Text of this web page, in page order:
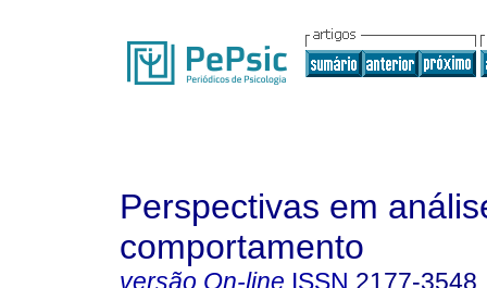
Perspectivas em
comportamento
versão On-line ISSN 2177-3548